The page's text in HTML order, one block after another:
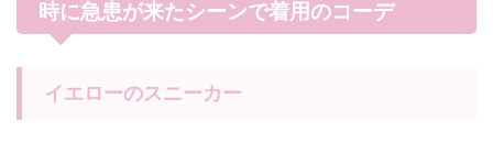
時に急患が来たシーンで着用のコーデ
イエローのスニーカー